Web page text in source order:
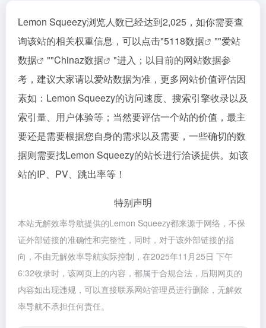
Lemon Squeezy浏览人数已经达到2,025，如你需要查
询该站的相关权重信息，可以点击"5118数据 ""爱站
数据
""Chinaz数据
"进入；以目前的网站数据参
考，建议大家请以爱站数据为准，更多网站价值评估因
素如：Lemon Squeezy的访问速度、搜索引擎收录以及
索引量、用户体验等；当然要评估一个站的价值，最主
要还是需要根据您自身的需求以及需要，一些确切的数
据则需要找Lemon Squeezy的站长进行洽谈提供。如该
站的IP、PV、跳出率等！
特别声明
本站无解效率导航提供的Lemon Squeezy都来源于网络，不保
证外部链接的准确性和完整性，同时，对于该外部链接的指
向，不由无解效率导航实际控制，在2025年11月25日 下午
6:32收录时，该网页上的内容，都属于合规合法，后期网页的
内容如出现违规，可以直接联系网站管理员进行删除，无解效
率导航不承担任何责任。